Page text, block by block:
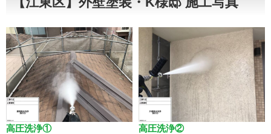
高圧洗浄① 高圧洗浄②